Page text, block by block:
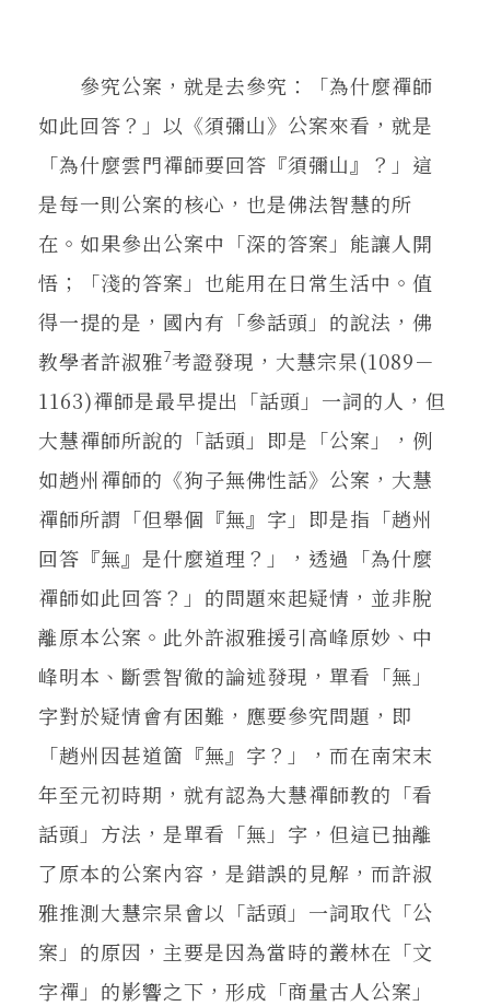
參究公案，就是去參究：「為什麼禪師
如此回答？」以《須彌山》公案來看，就是
「為什麼雲門禪師要回答『須彌山』？」這
是每一則公案的核心，也是佛法智慧的所
在。如果參出公案中「深的答案」能讓人開
悟；「淺的答案」也能用在日常生活中。值
得一提的是，國內有「參話頭」的說法，佛
教學者許淑雅7考證發現，大慧宗杲(1089－
1163)禪師是最早提出「話頭」一詞的人，但
大慧禪師所說的「話頭」即是「公案」，例
如趙州禪師的《狗子無佛性話》公案，大慧
禪師所謂「但舉個『無』字」即是指「趙州
回答『無』是什麼道理？」，透過「為什麼
禪師如此回答？」的問題來起疑情，並非脫
離原本公案。此外許淑雅援引高峰原妙、中
峰明本、斷雲智徹的論述發現，單看「無」
字對於疑情會有困難，應要參究問題，即
「趙州因甚道箇『無』字？」，而在南宋末
年至元初時期，就有認為大慧禪師教的「看
話頭」方法，是單看「無」字，但這已抽離
了原本的公案內容，是錯誤的見解，而許淑
雅推測大慧宗杲會以「話頭」一詞取代「公
案」的原因，主要是因為當時的叢林在「文
字禪」的影響之下，形成「商量古人公案」